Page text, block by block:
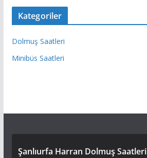
Kategoriler
Dolmuş Saatleri
Minibüs Saatleri
Şanlıurfa Harran Dolmuş Saatleri